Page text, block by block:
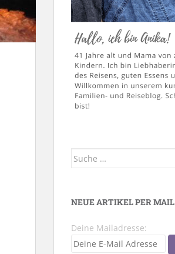
Suche
NEUE ARTIKEL PER MAIL
Deine Mailadresse: